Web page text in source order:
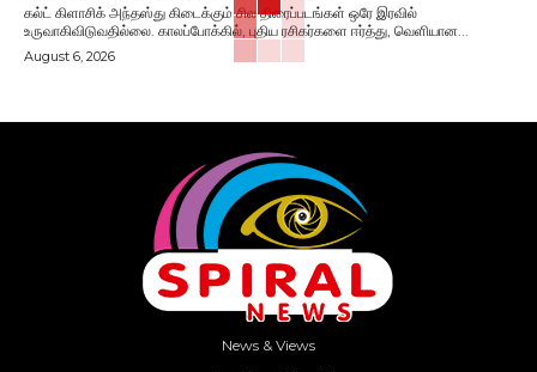
கல்ட் கிளாசிக் அந்தஸ்து கிடைக்கும் சில திரைப்படங்கள் ஒரே இரவில்
உருவாகிவிடுவதில்லை. காலப்போக்கில், புதிய ரசிகர்களை ஈர்த்து, வெளியான...
August 6, 2026
News & Views